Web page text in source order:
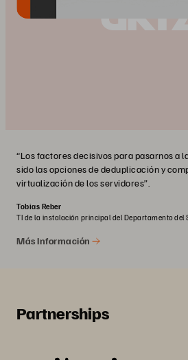
“Los factores decisivos para pasarnos a
sido las opciones de deduplicación y
virtualización de los servidores”.
Tobias Reber
TI de la instalación principal del Departamento del
Más Información
Partnerships